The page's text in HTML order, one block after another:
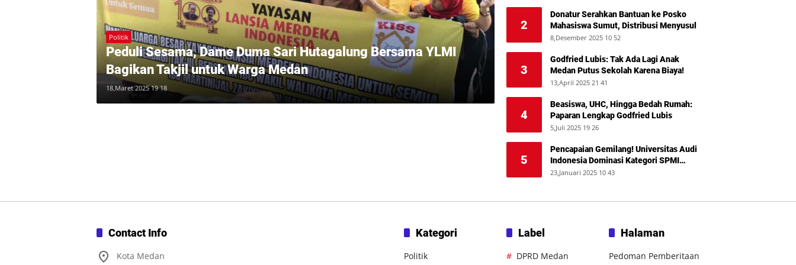
Politik
Peduli Sesama, Dame Duma Sari Hutagalung Bersama YLMI
Bagikan Takjil untuk Warga Medan
18,Maret 2025 19 18
2
Donatur Serahkan Bantuan ke Posko
Mahasiswa Sumut, Distribusi Menyusul
8,Desember 2025 10 52
3
Godfried Lubis: Tak Ada Lagi Anak
Medan Putus Sekolah Karena Biaya!
13,April 2025 21 41
4
Beasiswa, UHC, Hingga Bedah Rumah:
Paparan Lengkap Godfried Lubis
5,Juli 2025 19 26
5
Pencapaian Gemilang! Universitas Audi
Indonesia Dominasi Kategori SPMI
Terbaik 2024
23,Januari 2025 10 43
Contact Info
Kota Medan
Kategori
Politik
Label
DPRD Medan
Halaman
Pedoman Pemberitaan